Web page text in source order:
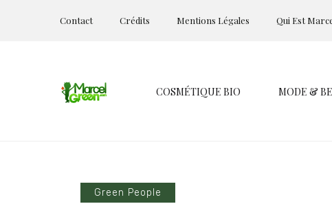
Contact Crédits Mentions Légales Qui Est
COSMÉTIQUE BIO MODE &
Green People